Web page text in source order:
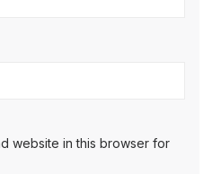
website in this browser for